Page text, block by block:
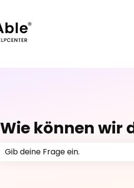
Wie können wir